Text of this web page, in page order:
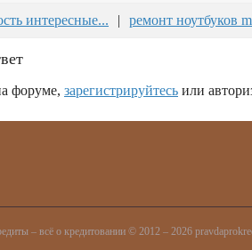
интересные... | ремонт ноутбуков
форуме, зарегистрируйтесь или
– всё о кредитовании © 2012 – 2026